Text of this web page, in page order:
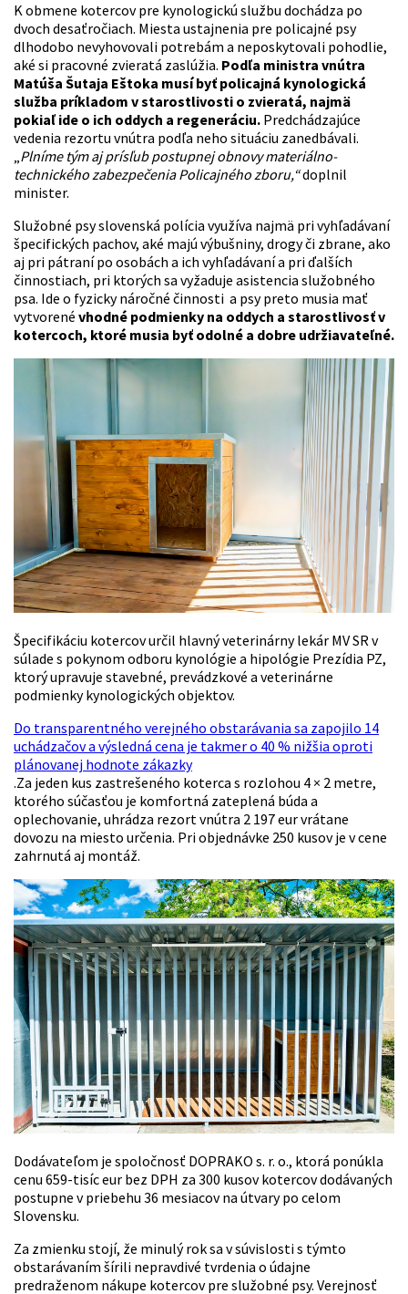
K obmene kotercov pre kynologickú službu dochádza po
dvoch desaťročiach. Miesta ustajnenia pre policajné psy
dlhodobo nevyhovovali potrebám a neposkytovali pohodlie,
aké si pracovné zvieratá zaslúžia. Podľa ministra vnútra
Matúša Šutaja Eštoka musí byť policajná kynologická
služba príkladom v starostlivosti o zvieratá, najmä
pokiaľ ide o ich oddych a regeneráciu. Predchádzajúce
vedenia rezortu vnútra podľa neho situáciu zanedbávali.
„Plníme tým aj prísľub postupnej obnovy materiálno-
technického zabezpečenia Policajného zboru,“doplnil
minister.
Služobné psy slovenská polícia využíva najmä pri vyhľadávaní
špecifických pachov, aké majú výbušniny, drogy či zbrane, ako
aj pri pátraní po osobách a ich vyhľadávaní a pri ďalších
činnostiach, pri ktorých sa vyžaduje asistencia služobného
psa. Ide o fyzicky náročné činnosti a psy preto musia mať
vytvorené vhodné podmienky na oddych a starostlivosť v
kotercoch, ktoré musia byť odolné a dobre udržiavateľné.
Špecifikáciu kotercov určil hlavný veterinárny lekár MV SR v
súlade s pokynom odboru kynológie a hipológie Prezídia PZ,
ktorý upravuje stavebné, prevádzkové a veterinárne
podmienky kynologických objektov.
Do transparentného verejného obstarávania sa zapojilo 14
uchádzačov a výsledná cena je takmer o 40 % nižšia oproti
plánovanej hodnote zákazky
.Za jeden kus zastrešeného koterca s rozlohou 4 × 2 metre,
ktorého súčasťou je komfortná zateplená búda a
oplechovanie, uhrádza rezort vnútra 2 197 eur vrátane
dovozu na miesto určenia. Pri objednávke 250 kusov je v cene
zahrnutá aj montáž.
Dodávateľom je spoločnosť DOPRAKO s. r. o., ktorá ponúkla
cenu 659-tisíc eur bez DPH za 300 kusov kotercov dodávaných
postupne v priebehu 36 mesiacov na útvary po celom
Slovensku.
Za zmienku stojí, že minulý rok sa v súvislosti s týmto
obstarávaním šírili nepravdivé tvrdenia o údajne
predraženom nákupe kotercov pre služobné psy. Verejnosť